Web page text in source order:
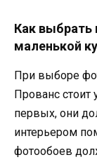
Как
маленькой
При выборе
Прованс стоит
первых, они
интерьером
фотообоев